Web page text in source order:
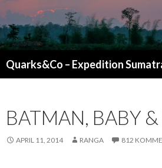
Quarks&Co – Expedition
BATMAN, BABY
APRIL 11, 2014 RANGA 812